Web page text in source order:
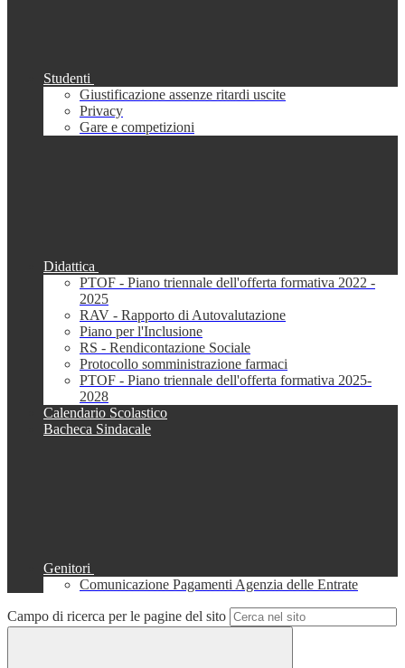
Studenti
Giustificazione assenze ritardi uscite
Privacy
Gare e competizioni
Didattica
PTOF - Piano triennale dell'offerta formativa 2022 -
2025
RAV - Rapporto di Autovalutazione
Piano per l'Inclusione
RS - Rendicontazione Sociale
Protocollo somministrazione farmaci
PTOF - Piano triennale dell'offerta formativa 2025-
2028
Calendario Scolastico
Bacheca Sindacale
Genitori
Comunicazione Pagamenti Agenzia delle Entrate
Campo di ricerca per le pagine del sito